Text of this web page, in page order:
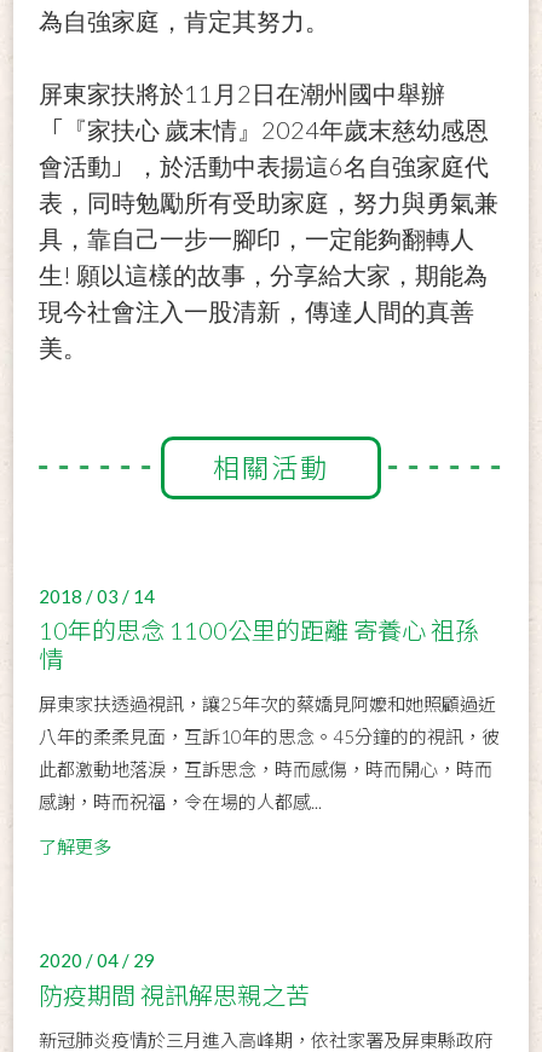
為自強家庭，肯定其努力。
屏東家扶將於11 月 2 日在潮州國中舉辦
「 『家扶心 歲末情』 2024年歲末慈幼感恩
會活動 」 ，於活動中表揚這6名自強家庭代
表，同時勉勵所有受助家庭，努力與勇氣兼
具，靠自己一步一腳印，一定能夠翻轉人
生! 願以這樣的故事，分享給大家，期能為
現今社會注入一股清新，傳達人間的真善
美。
相關活動
2018 / 03 / 14
10年的思念 1100公里的距離 寄養心 祖孫
情
屏東家扶透過視訊，讓25年次的蔡嬌見阿嬤和她照顧過近
八年的柔柔見面，互訴10年的思念。45分鐘的的視訊，彼
此都激動地落淚，互訴思念，時而感傷，時而開心，時而
感謝，時而祝福，令在場的人都感...
了解更多
2020 / 04 / 29
防疫期間 視訊解思親之苦
新冠肺炎疫情於三月進入高峰期，依社家署及屏東縣政府